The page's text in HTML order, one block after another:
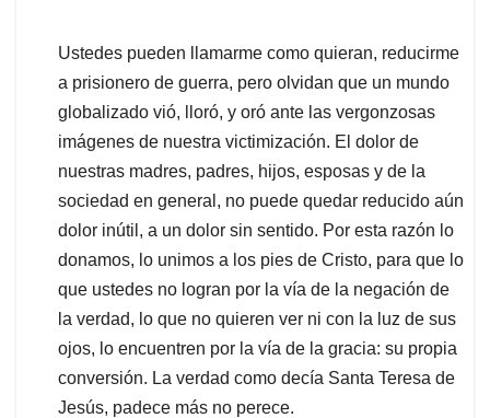
Ustedes pueden llamarme como quieran, reducirme
a prisionero de guerra, pero olvidan que un mundo
globalizado vió, lloró, y oró ante las vergonzosas
imágenes de nuestra victimización. El dolor de
nuestras madres, padres, hijos, esposas y de la
sociedad en general, no puede quedar reducido aún
dolor inútil, a un dolor sin sentido. Por esta razón lo
donamos, lo unimos a los pies de Cristo, para que lo
que ustedes no logran por la vía de la negación de
la verdad, lo que no quieren ver ni con la luz de sus
ojos, lo encuentren por la vía de la gracia: su propia
conversión. La verdad como decía Santa Teresa de
Jesús, padece más no perece.